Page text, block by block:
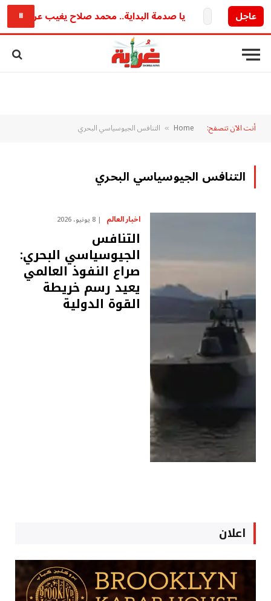
عاجل
قريبا يا صدمة البداية.. محمد صلاح يغيب عن ودية⏸
أنت الآن تتصفح: Home
» التنافس الجيوسياسي البحري
التنافس الجيوسياسي البحري
اخبار العالم 8 يونيو، 2026
التنافس
الجيوسياسي البحري:
صراع النفوذ العالمي
يعيد رسم خريطة
القوة الدولية
اعلان